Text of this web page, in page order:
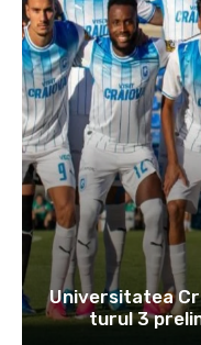
Universitatea
turul 3